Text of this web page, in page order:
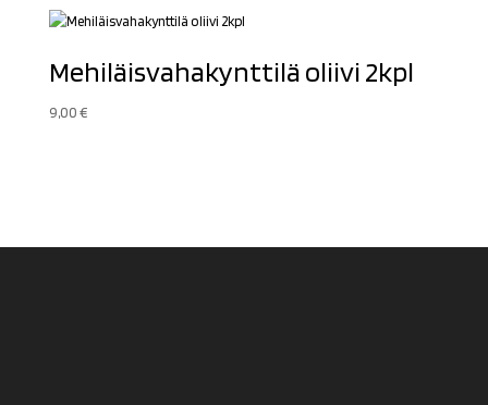
Mehiläisvahakynttilä oliivi 2kpl
9,00€